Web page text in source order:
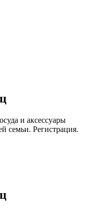
и аксессуары
семьи. Регистрация.